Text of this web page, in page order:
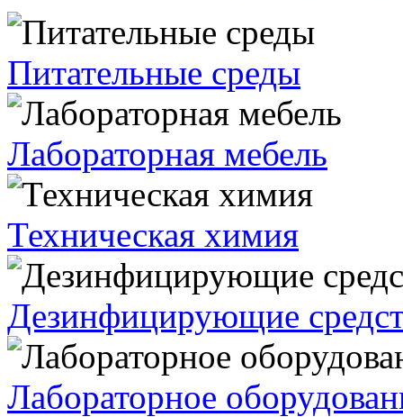
Питательные среды
Лабораторная мебель
Техническая химия
Дезинфицирующие
Лабораторное